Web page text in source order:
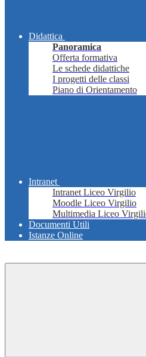
Didattica
Panoramica
Offerta formativa
Le schede didattiche
I progetti delle classi
Piano di Orientamento
Intranet
Intranet Liceo Virgilio
Moodle Liceo Virgilio
Multimedia Liceo
Documenti Utili
Istanze Online